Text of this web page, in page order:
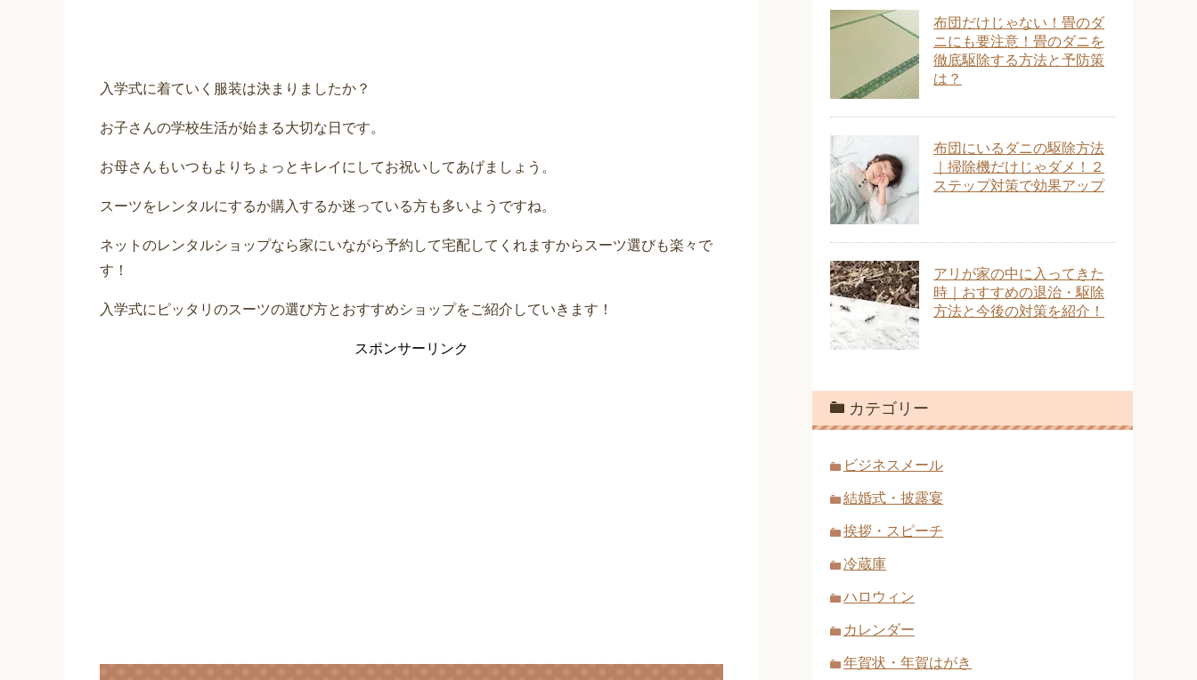
入学式に着ていく服装は決まりましたか？
お子さんの学校生活が始まる大切な日です。
お母さんもいつもよりちょっとキレイにしてお祝いしてあげましょう。
スーツをレンタルにするか購入するか迷っている方も多いようですね。
ネットのレンタルショップなら家にいながら予約して宅配してくれますからスーツ選びも楽々で
す！
入学式にピッタリのスーツの選び方とおすすめショップをご紹介していきます！
スポンサーリンク
布団だけじゃない！畳のダ
ニにも要注意！畳のダニを
徹底駆除する方法と予防策
は？
布団にいるダニの駆除方法
｜掃除機だけじゃダメ！２
ステップ対策で効果アップ
アリが家の中に入ってきた
時｜おすすめの退治・駆除
方法と今後の対策を紹介！
カテゴリー
ビジネスメール
結婚式・披露宴
挨拶・スピーチ
冷蔵庫
ハロウィン
カレンダー
年賀状・年賀はがき